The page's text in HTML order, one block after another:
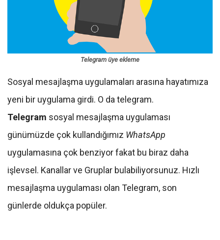
Telegram üye ekleme
Sosyal mesajlaşma uygulamaları arasına hayatımıza
yeni bir uygulama girdi. O da te legram.
Telegram sosyal mesajlaşma uygulaması
günümüzde çok kullandığımız WhatsApp
uygulamasına çok benziyor fakat bu biraz daha
işlevsel. Kanallar ve Gruplar bulabiliyorsunuz. Hızlı
mesajlaşma uygulaması olan Telegram, son
günlerde oldukça popüler.